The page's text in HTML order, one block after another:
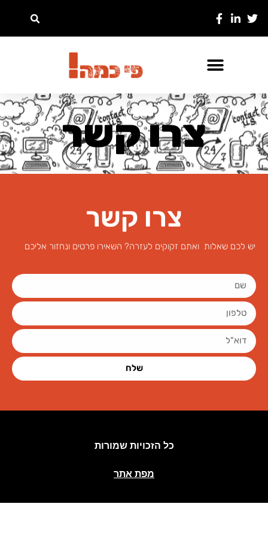
צרו קשר
צרו קשר
יש לכם שאלות ואתם זקוקים לעזרה? השאירו פרטים ונחזור אליכם
שלח
כל הזכויות שמורות
מפת אתר